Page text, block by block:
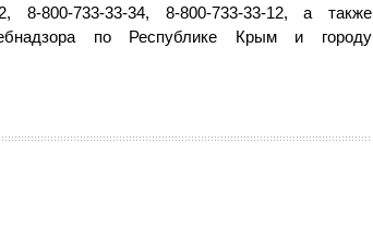
8-800-733-33-34, 8-800-733-33-12, а также
по Республике Крым и городу